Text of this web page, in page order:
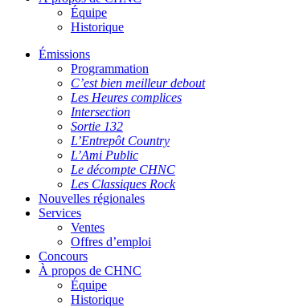
Équipe
Historique
Émissions
Programmation
C’est bien meilleur debout
Les Heures complices
Intersection
Sortie 132
L’Entrepôt Country
L’Ami Public
Le décompte CHNC
Les Classiques Rock
Nouvelles régionales
Services
Ventes
Offres d’emploi
Concours
À propos de CHNC
Équipe
Historique